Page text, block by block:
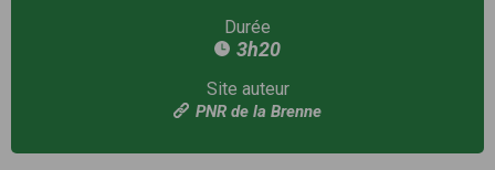
Durée
3h20
Site auteur
PNR de la Brenne